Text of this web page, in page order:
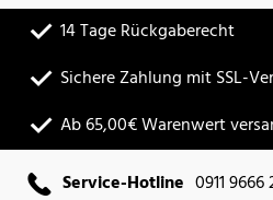
14 Tage Rückgaberecht
Sichere Zahlung mit SSL-
Ab 65,00€ Warenwert
Service-Hotline 0911 9666